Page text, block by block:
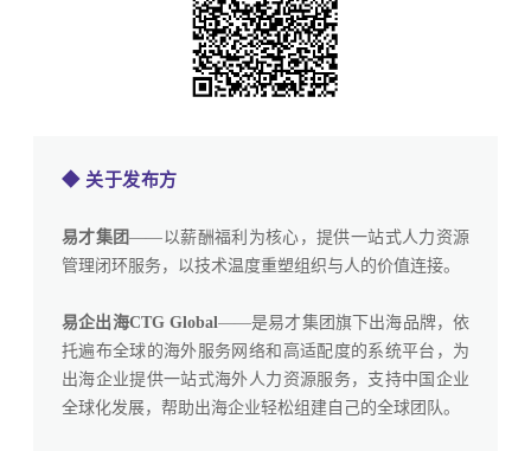
◆ 关于发布方
易才集团——以薪酬福利为核心，提供一站式人力资源
管理闭环服务，以技术温度重塑组织与人的价值连接。
易企出海CTG Global——是易才集团旗下出海品牌，依
托遍布全球的海外服务网络和高适配度的系统平台，为
出海企业提供一站式海外人力资源服务，支持中国企业
全球化发展，帮助出海企业轻松组建自己的全球团队。